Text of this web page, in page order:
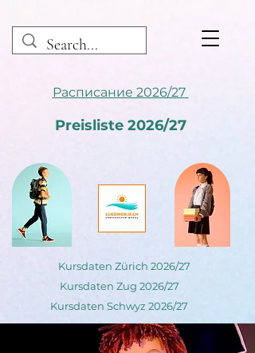
Расписание 2026/27
Preisliste 2026/27
Kursdaten Zürich 2026/27
Kursdaten Zug 2026/27
Kursdaten Schwyz 2026/27